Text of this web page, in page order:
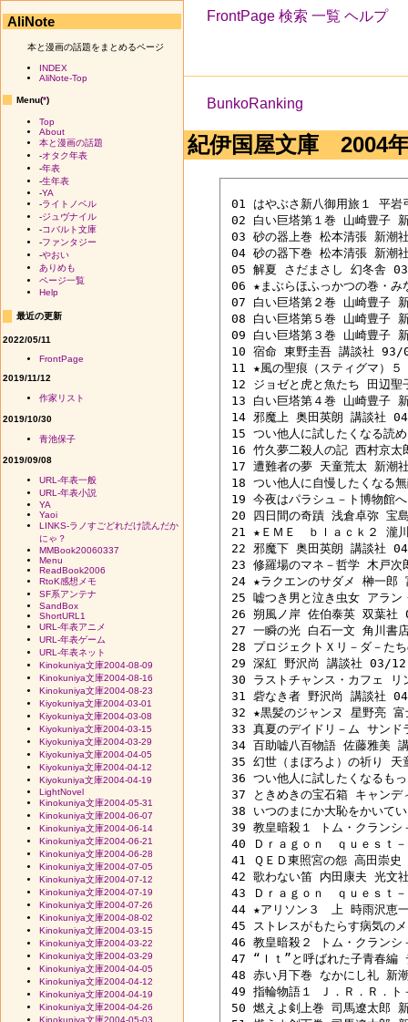
FrontPage 検索 一覧 ヘルプ
BunkoRanking
紀伊国屋文庫 2004
01 はやぶさ新八御用旅１ 平
02 白い巨塔第１巻 山崎豊子
03 砂の器上巻 松本清張 新
04 砂の器下巻 松本清張 新
05 解夏 さだまさし 幻冬舎
06 ★まぶらほふっかつの巻・
07 白い巨塔第２巻 山崎豊子
08 白い巨塔第５巻 山崎豊子
09 白い巨塔第３巻 山崎豊子
10 宿命 東野圭吾 講談社
11 ★風の聖痕（スティグマ）
12 ジョゼと虎と魚たち 田辺
13 白い巨塔第４巻 山崎豊子
14 邪魔上 奥田英朗 講談社
15 つい他人に試したくなる読
16 竹久夢二殺人の記 西村京
17 遭難者の夢 天童荒太 新
18 つい他人に自慢したくな
19 今夜はパラシュ－ト博物
20 四日間の奇蹟 浅倉卓弥
21 ★ＥＭＥ　ｂｌａｃｋ２
22 邪魔下 奥田英朗 講談社
23 修羅場のマネ－哲学 木戸
24 ★ラクエンのサダメ 榊一
25 嘘つき男と泣き虫女 アラ
26 朔風ノ岸 佐伯泰英 双葉
27 一瞬の光 白石一文 角川
28 プロジェクトＸリ－ダ－
29 深紅 野沢尚 講談社 03/
30 ラストチャンス・カフェ
31 砦なき者 野沢尚 講談社
32 ★黒髪のジャンヌ 星野亮
33 真夏のデイドリ－ム サン
34 百助嘘八百物語 佐藤雅美
35 幻世（まぼろよ）の祈り
36 つい他人に試したくなるも
37 ときめきの宝石箱 キャン
38 いつのまにか大恥をかいて
39 教皇暗殺１ トム・クラン
40 Ｄｒａｇｏｎ　ｑｕｅｓｔ
41 ＱＥＤ東照宮の怨 高田崇
42 歌わない笛 内田康夫 光
43 Ｄｒａｇｏｎ　ｑｕｅｓｔ
44 ★アリソン３　上 時雨沢
45 ストレスがもたらす病気
46 教皇暗殺２ トム・クラン
47 “Ｉｔ”と呼ばれた子青春編
48 赤い月下巻 なかにし礼
49 指輪物語１ Ｊ．Ｒ．Ｒ．
50 燃えよ剣上巻 司馬遼太郎
AliNote
本と漫画の話題をまとめるページ
INDEX
AliNote-Top
Menu(*)
Top
About
本と漫画の話題
-オタク年表
-年表
-生年表
-YA
-ライトノベル
-ジュヴナイル
-コバルト文庫
-ファンタジー
-やおい
ありめも
ページ一覧
Help
最近の更新
2022/05/11
FrontPage
2019/11/12
作家リスト
2019/10/30
青池保子
2019/09/08
URL-年表一般
URL-年表小説
YA
Yaoi
LINKS-ラノすごどれだけ読んだか
にゃ？
MMBook20060337
Menu
ReadBook2006
RtoK感想メモ
SF系アンテナ
SandBox
ShortURL1
URL-年表アニメ
URL-年表ゲーム
URL-年表ネット
Kinokuniya文庫2004-08-09
Kinokuniya文庫2004-08-16
Kinokuniya文庫2004-08-23
Kiyokuniya文庫2004-03-01
Kiyokuniya文庫2004-03-08
Kiyokuniya文庫2004-03-15
Kiyokuniya文庫2004-03-29
Kiyokuniya文庫2004-04-05
Kiyokuniya文庫2004-04-12
Kiyokuniya文庫2004-04-19
LightNovel
Kinokuniya文庫2004-05-31
Kinokuniya文庫2004-06-07
Kinokuniya文庫2004-06-14
Kinokuniya文庫2004-06-21
Kinokuniya文庫2004-06-28
Kinokuniya文庫2004-07-05
Kinokuniya文庫2004-07-12
Kinokuniya文庫2004-07-19
Kinokuniya文庫2004-07-26
Kinokuniya文庫2004-08-02
Kinokuniya文庫2004-03-15
Kinokuniya文庫2004-03-22
Kinokuniya文庫2004-03-29
Kinokuniya文庫2004-04-05
Kinokuniya文庫2004-04-12
Kinokuniya文庫2004-04-19
Kinokuniya文庫2004-04-26
Kinokuniya文庫2004-05-03